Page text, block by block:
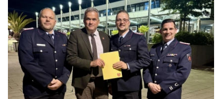
Stellvertretern. Diese Zusammenlegung soll die
Effizienz und Einsatzbereitschaft der Feuerwehren
verbessern. Die Sitzung bietet den Bürgern die
Gelegenheit, sich über die Entwicklungen in ihrer
Gemeinde zu informieren und sich aktiv einzubringen.
Alle Interessierten sind eingeladen, an der Sitzung
teilzunehmen.